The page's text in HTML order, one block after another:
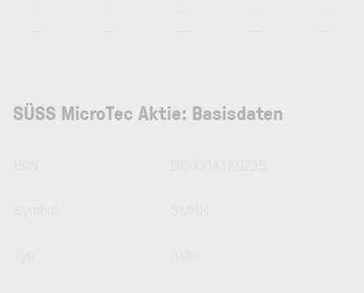
SÜSS MicroTec Aktie: Basisdaten